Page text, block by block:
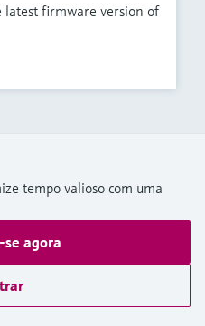
latest firmware version of
tempo valioso com uma
se agora